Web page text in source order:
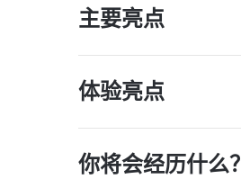
主要亮点
体验亮点
你将会经历什么？